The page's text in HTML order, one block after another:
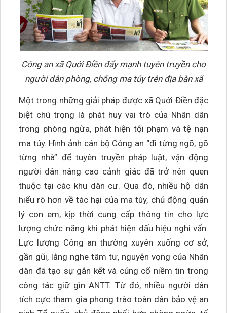
Công an xã Quới Điền đẩy mạnh tuyên truyền cho
người dân phòng, chống ma túy trên địa bàn xã
Một trong những giải pháp được xã Quới Điền đặc
biệt chú trọng là phát huy vai trò của Nhân dân
trong phòng ngừa, phát hiện tội phạm và tệ nạn
ma túy. Hình ảnh cán bộ Công an “đi từng ngõ, gõ
từng nhà” để tuyên truyền pháp luật, vận động
người dân nâng cao cảnh giác đã trở nên quen
thuộc tại các khu dân cư. Qua đó, nhiều hộ dân
hiểu rõ hơn về tác hại của ma túy, chủ động quản
lý con em, kịp thời cung cấp thông tin cho lực
lượng chức năng khi phát hiện dấu hiệu nghi vấn.
Lực lượng Công an thường xuyên xuống cơ sở,
gần gũi, lắng nghe tâm tư, nguyện vọng của Nhân
dân đã tạo sự gắn kết và củng cố niềm tin trong
công tác giữ gìn ANTT. Từ đó, nhiều người dân
tích cực tham gia phong trào toàn dân bảo vệ an